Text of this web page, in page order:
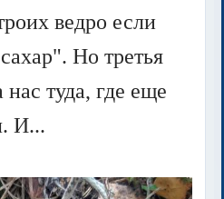
ведро если
Но третья
нас туда, где еще
И...